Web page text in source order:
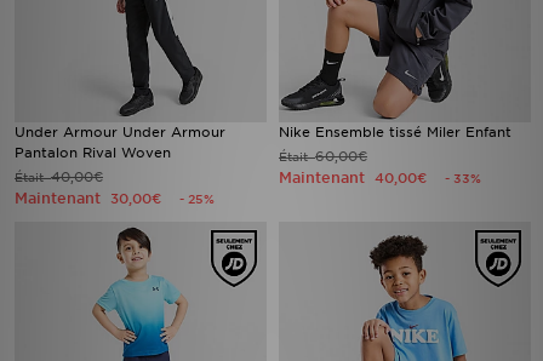
Under Armour Under Armour
Pantalon Rival Woven
Était40,00€
Maintenant 30,00€ - 25%
Nike Ensemble tissé Miler Enfant
Était60,00€
Maintenant 40,00€ - 33%